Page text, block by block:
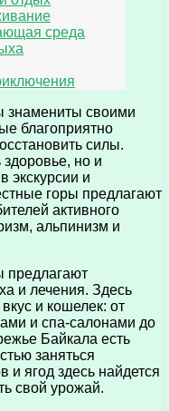
среда
знамениты своими
благоприятно
силы.
но и
экскурсии и
горы предлагают
активного
альпинизм и
предлагают
и лечения. Здесь
и кошелек: от
и спа-салонами до
Байкала есть
заняться
и ягод здесь найдется
свой урожай.